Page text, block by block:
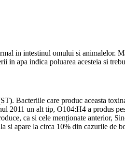
in intestinul omului si
in apa indica poluarea acesteia si
Bacteriile care produc aceasta
2011 un alt tip, O104:H4 a produs
ca si cele menționate anterior,
apare la circa 10% din cazurile de